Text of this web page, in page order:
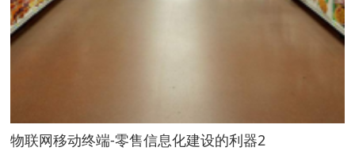
物联网移动终端-零售信息化建设的利器2